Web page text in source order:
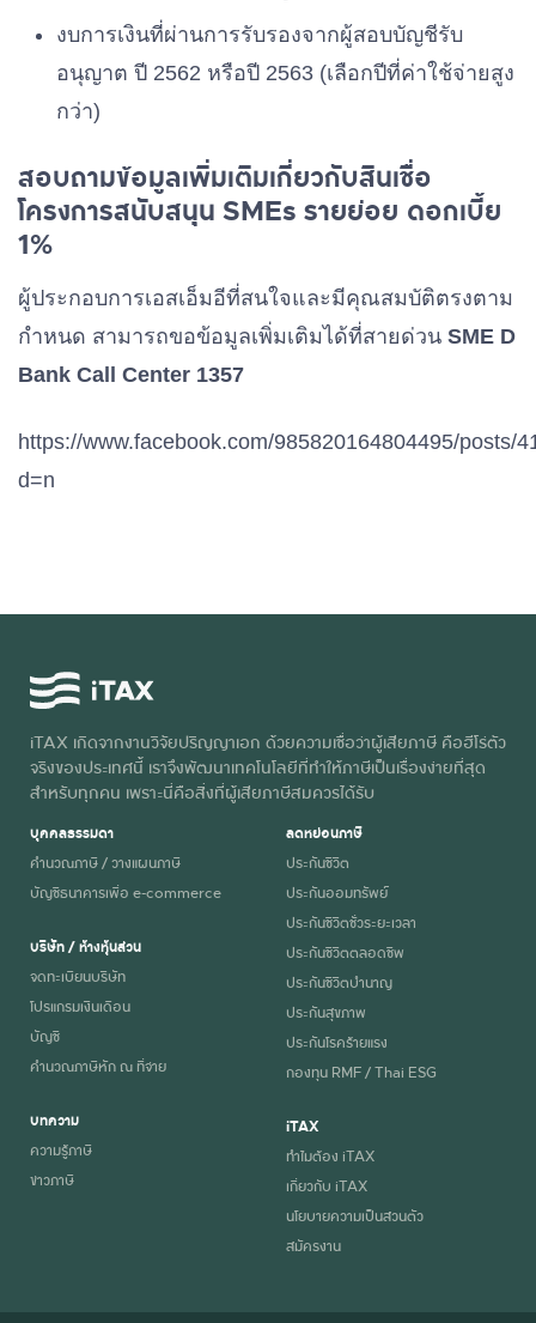
งบการเงินที่ผ่านการรับรองจากผู้สอบบัญชีรับ
อนุญาต ปี 2562 หรือปี 2563 (เลือกปีที่ค่าใช้จ่ายสูง
กว่า)
สอบถามข้อมูลเพิ่มเติมเกี่ยวกับสินเชื่อ
โครงการสนับสนุน SMEs รายย่อย ดอกเบี้ย
1%
ผู้ประกอบการเอสเอ็มอีที่สนใจและมีคุณสมบัติตรงตาม
กำหนด สามารถขอข้อมูลเพิ่มเติมได้ที่สายด่วน SME D
Bank Call Center 1357
https://www.facebook.com/985820164804495/posts/
d=n
iTAX เกิดจากงานวิจัยปริญญาเอก ด้วยความเชื่อว่าผู้เสียภาษี คือฮีโร่ตัว
จริงของประเทศนี้ เราจึงพัฒนาเทคโนโลยีที่ทำให้ภาษีเป็นเรื่องง่ายที่สุด
สำหรับทุกคน เพราะนี่คือสิ่งที่ผู้เสียภาษีสมควรได้รับ
บุคคลธรรมดา
คำนวณภาษี / วางแผนภาษี
บัญชีธนาคารเพื่อ e-commerce
บริษัท / ห้างหุ้นส่วน
จดทะเบียนบริษัท
โปรแกรมเงินเดือน
บัญชี
คำนวณภาษีหัก ณ ที่จ่าย
บทความ
ความรู้ภาษี
ข่าวภาษี
ลดหย่อนภาษี
ประกันชีวิต
ประกันออมทรัพย์
ประกันชีวิตชั่วระยะเวลา
ประกันชีวิตตลอดชีพ
ประกันชีวิตบำนาญ
ประกันสุขภาพ
ประกันโรคร้ายแรง
กองทุน RMF / Thai ESG
iTAX
ทำไมต้อง iTAX
เกี่ยวกับ iTAX
นโยบายความเป็นส่วนตัว
สมัครงาน